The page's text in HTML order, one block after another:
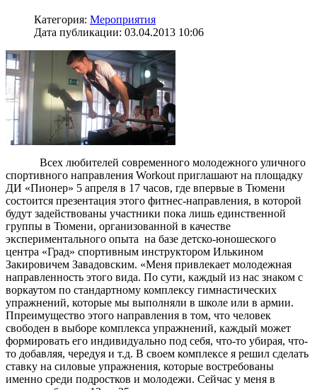
Категория: Мероприятия
Дата публикации: 03.04.2013 10:06
Всех любителей современного молодежного уличного
спортивного направления Workout приглашают на площадку
ДИ «Пионер» 5 апреля в 17 часов, где впервые в Тюмени
состоится презентация этого фитнес-направления, в которой
будут задействованы участники пока лишь единственной
группы в Тюмени, организованной в качестве
экспериментального опыта на базе детско-юношеского
центра «Град» спортивным инструктором Илькином
Закировичем Завадовским. «Меня привлекает молодежная
направленность этого вида. По сути, каждый из нас знаком с
воркаутом по стандартному комплексу гимнастических
упражнений, которые мы выполняли в школе или в армии.
Ппреимущество этого направления в том, что человек
свободен в выборе комплекса упражнений, каждый может
формировать его индивидуально под себя, что-то убирая, что-
то добавляя, чередуя и т.д. В своем комплексе я решил сделать
ставку на силовые упражнения, которые востребованы
именно среди подростков и молодежи. Сейчас у меня в